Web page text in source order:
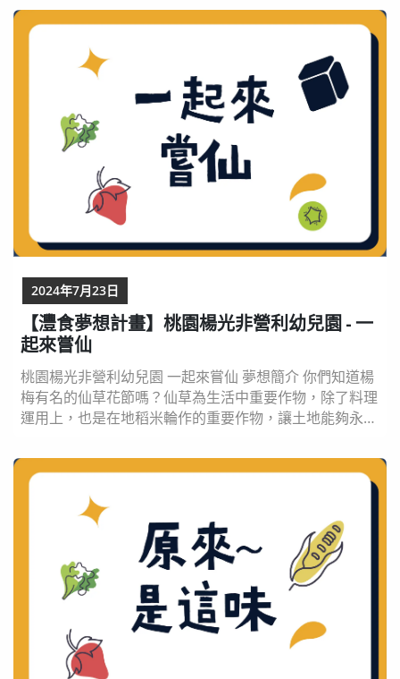
土地的吉東國小三年級17位小孩，有個小小夢想，要跨出
學校的圍牆、把客庄當教室、請耆老為師、以大地為教科
書，向土地學習，尋找客家先民的飲食智慧，以永續土地
及文化為概念，用自己的小手，將餐桌上漸漸消失...
【灃食夢想計畫】桃園楊光非營利幼兒園 - 一
起來嘗仙
桃園楊光非營利幼兒園 一起來嘗仙 夢想簡介 你們知道楊
梅有名的仙草花節嗎？仙草為生活中重要作物，除了料理
運用上，也是在地稻米輪作的重要作物，讓土地能夠永
茶、仙草凍等等，這麼多好吃的料理真想一次全部都品嘗
看看。除了這些外，仙草還可以有什麼創新吃法呢？喜歡
郊遊、野餐的我們，決定要舉辦好玩的仙草派對，派對上
各種仙草料理品嘗，好吃又好玩。讓我們一起認識楊梅
2024年7月23日